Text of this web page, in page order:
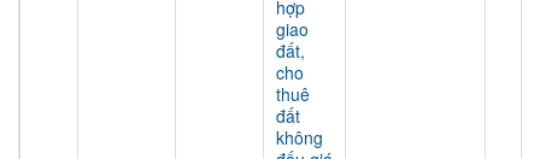
hợp
giao
đất,
cho
thuê
đất
không